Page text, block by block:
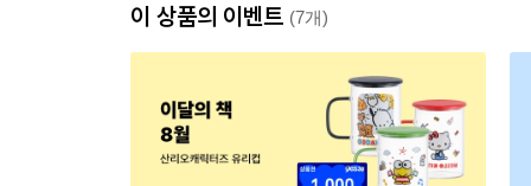
이 상품의 이벤트 (7개)